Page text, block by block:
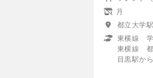
月
都立大学
東横線
東横線
目黒駅か